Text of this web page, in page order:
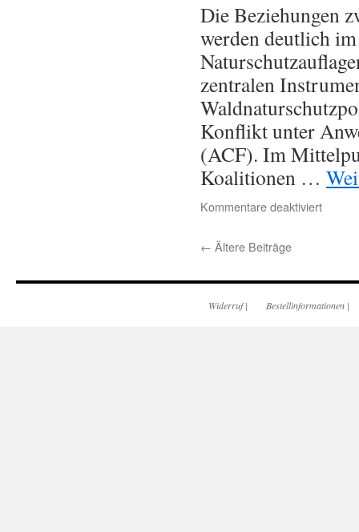
Die Beziehungen
werden deutlich
zentralen
Konflikt unter
(ACF). Im
Koalitionen …
Kommentare deaktiviert
← Ältere Beiträge
Widerruf| Bestellinformationen |